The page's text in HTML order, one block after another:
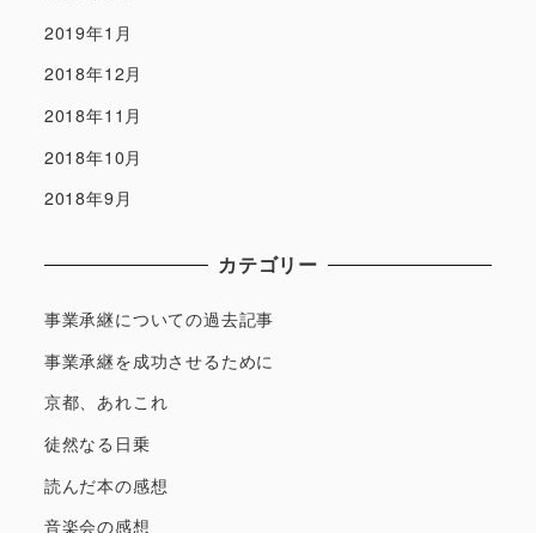
2019年1月
2018年12月
2018年11月
2018年10月
2018年9月
カテゴリー
事業承継についての過去記事
事業承継を成功させるために
京都、あれこれ
徒然なる日乗
読んだ本の感想
音楽会の感想